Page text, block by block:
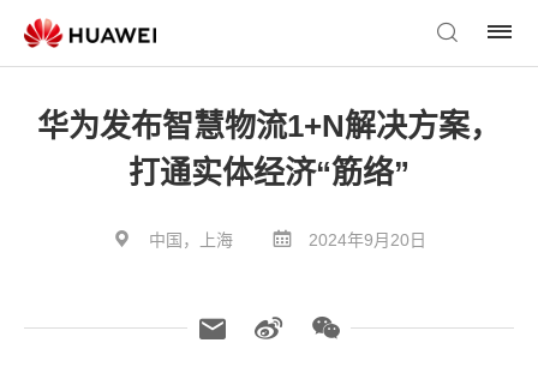
华为发布智慧物流1+N解决方案，
打通实体经济“筋络”
中国，上海 2024年9月20日